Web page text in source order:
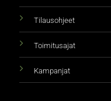
Tilausohjeet
Toimitusajat
Kampanjat